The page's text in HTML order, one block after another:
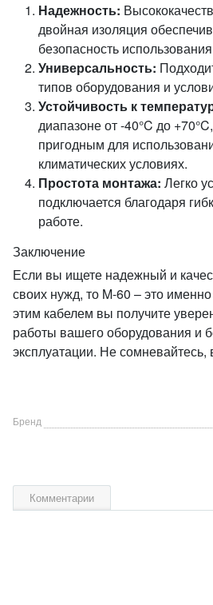
Надежность:
двойная изоляция
безопасность
Универсальность:
типов оборудования и
Устойчивость к
диапазоне от -40°C до
пригодным для
климатических условиях.
Простота монтажа: Легко
подключается благодаря
работе.
Заключение
Если вы ищете надежный и
своих нужд, то M-60 – это
этим кабелем вы получите
работы вашего оборудования и
эксплуатации. Не
Бренд
Комментарии